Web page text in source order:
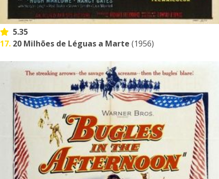
5.35
17. 20 Milhões de Léguas a Marte (1956)